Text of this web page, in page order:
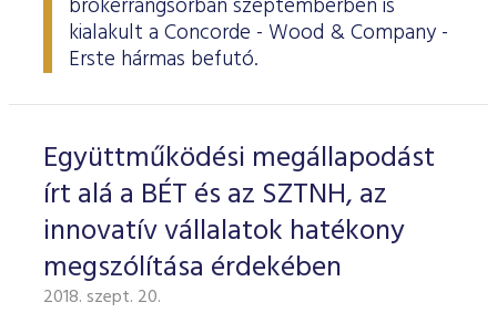
ESG Útmutató
brókerrangsorban szeptemberben is
kialakult a Concorde - Wood & Company -
Erste hármas befutó.
Együttműködési megállapodást
írt alá a BÉT és az SZTNH, az
innovatív vállalatok hatékony
megszólítása érdekében
2018. szept. 20.